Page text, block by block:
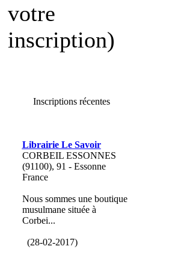
votre
inscription)
Inscriptions récentes
Librairie Le Savoir
CORBEIL ESSONNES
(91100), 91 - Essonne
France
Nous sommes une boutique
musulmane située à
Corbei...
(28-02-2017)